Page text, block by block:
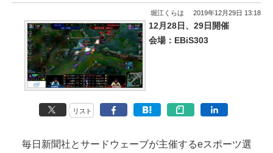
堀江くらは 2019年12月29日 13:18
12月28日、29日開催
会場：EBiS303
リスト
毎日新聞社とサードウェーブが主催するeスポーツ選